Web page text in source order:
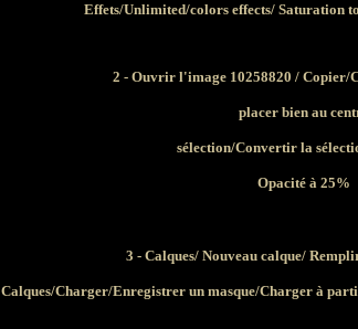
Effets/Unlimited/colors effects/ Saturation
2 - Ouvrir l'image 10258820 / Copier/
placer bien au
sélection/Convertir la
Opacité à 25%
3 - Calques/ Nouveau calque/
Calques/Charger/Enregistrer un masque/Charger à